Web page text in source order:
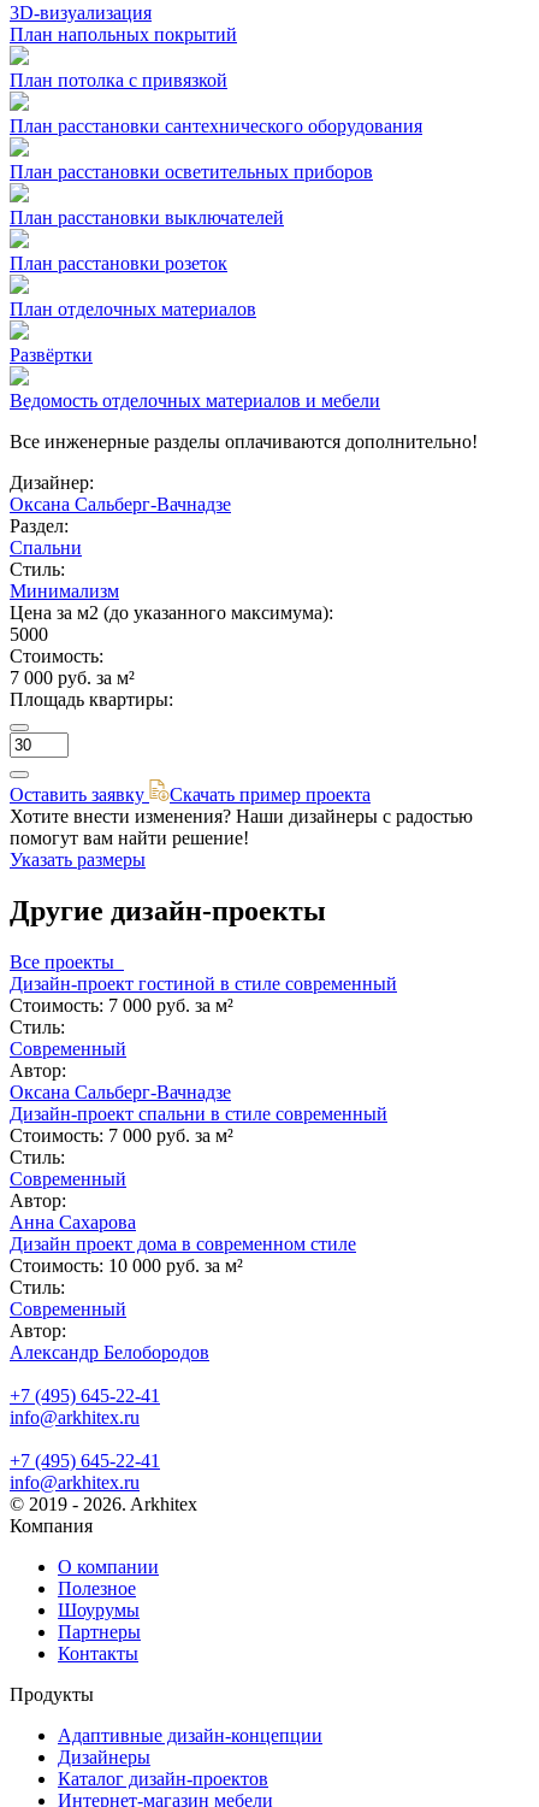
3D-визуализация
План напольных покрытий
План потолка с привязкой
План расстановки сантехнического оборудования
План расстановки осветительных приборов
План расстановки выключателей
План расстановки розеток
План отделочных материалов
Развёртки
Ведомость отделочных материалов и мебели
Все инженерные разделы оплачиваются дополнительно!
Дизайнер:
Оксана Сальберг-Вачнадзе
Раздел:
Спальни
Стиль:
Минимализм
Цена за м2 (до указанного максимума):
5000
Стоимость:
7 000 руб. за м²
Площадь квартиры:
Оставить заявку
Скачать пример проекта
Хотите внести изменения? Наши дизайнеры с радостью
помогут вам найти решение!
Указать размеры
Другие дизайн-проекты
Все проекты
Дизайн-проект гостиной в стиле современный
Стоимость: 7 000 руб. за м²
Стиль:
Современный
Автор:
Оксана Сальберг-Вачнадзе
Дизайн-проект спальни в стиле современный
Стоимость: 7 000 руб. за м²
Стиль:
Современный
Автор:
Анна Сахарова
Дизайн проект дома в современном стиле
Стоимость: 10 000 руб. за м²
Стиль:
Современный
Автор:
Александр Белобородов
+7 (495) 645-22-41
info@arkhitex.ru
+7 (495) 645-22-41
info@arkhitex.ru
© 2019 - 2026. Arkhitex
Компания
О компании
Полезное
Шоурумы
Партнеры
Контакты
Продукты
Адаптивные дизайн-концепции
Дизайнеры
Каталог дизайн-проектов
Интернет-магазин мебели